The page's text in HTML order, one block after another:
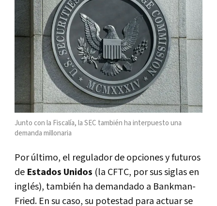
Junto con la Fiscalía, la SEC también ha interpuesto una
demanda millonaria
Por último, el regulador de opciones y futuros
de Estados Unidos (la CFTC, por sus siglas en
inglés), también ha demandado a Bankman-
Fried. En su caso, su potestad para actuar se